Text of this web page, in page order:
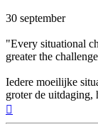
30 september
"Every situational
greater the
Iedere moeilijke
groter de uitdaging,